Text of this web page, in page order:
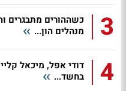
3
כשההורים מתבגרים
מנהלים הון...
4
דודי אפל, מיכאל
בחשד...